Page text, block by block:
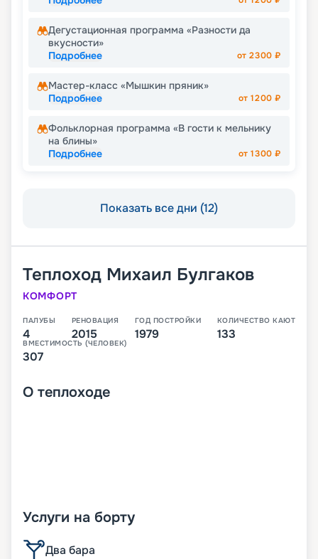
Дегустационная программа «Разности да
вкусности»
Подробнее
от2300 ₽
Мастер-класс «Мышкин пряник»
Подробнее
от1200 ₽
Фольклорная программа «В гости к мельнику
на блины»
Подробнее
от1300 ₽
Показать все дни (12)
Теплоход Михаил Булгаков
КОМФОРТ
ПАЛУБЫ
4
РЕНОВАЦИЯ
2015
ГОД ПОСТРОЙКИ
1979
КОЛИЧЕСТВО КАЮТ
133
ВМЕСТИМОСТЬ (ЧЕЛОВЕК)
307
О теплоходе
Услуги на борту
Два бара